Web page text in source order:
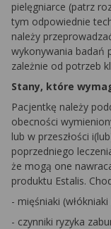
pielęgniarce (patrz
tym odpowiednie
należy
wykonywania badań
zależnie od potrzeb
Stany, które
Pacjentkę należy
obecności
lub w przeszłości
poprzedniego
że mogą one
produktu Estalis.
- mięśniaki
- czynniki ryzyka